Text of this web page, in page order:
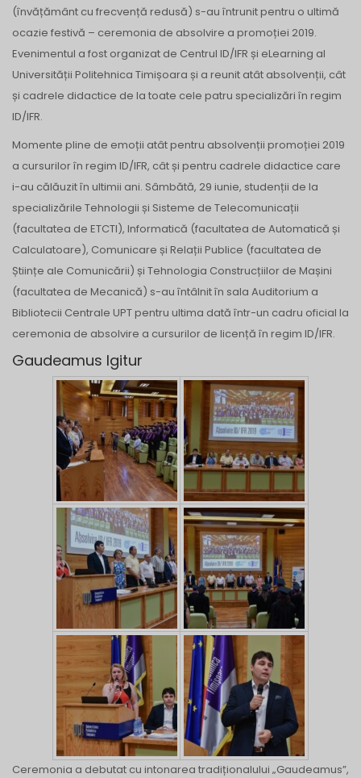
(învățământ cu frecvență redusă) s-au întrunit pentru o ultimă
ocazie festivă – ceremonia de absolvire a promoției 2019.
Evenimentul a fost organizat de Centrul ID/IFR și eLearning al
Universității Politehnica Timișoara și a reunit atât absolvenții, cât
și cadrele didactice de la toate cele patru specializări în regim
ID/IFR.
Momente pline de emoții atât pentru absolvenții promoției 2019
a cursurilor în regim ID/IFR, cât și pentru cadrele didactice care
i-au călăuzit în ultimii ani. Sâmbătă, 29 iunie, studenții de la
specializările Tehnologii și Sisteme de Telecomunicații
(facultatea de ETCTI), Informatică (facultatea de Automatică și
Calculatoare), Comunicare și Relații Publice (facultatea de
Științe ale Comunicării) și Tehnologia Construcțiilor de Mașini
(facultatea de Mecanică) s-au întâlnit în sala Auditorium a
Bibliotecii Centrale UPT pentru ultima dată într-un cadru oficial la
ceremonia de absolvire a cursurilor de licență în regim ID/IFR.
Gaudeamus Igitur
Ceremonia a debutat cu intonarea tradiționalului „Gaudeamus”,